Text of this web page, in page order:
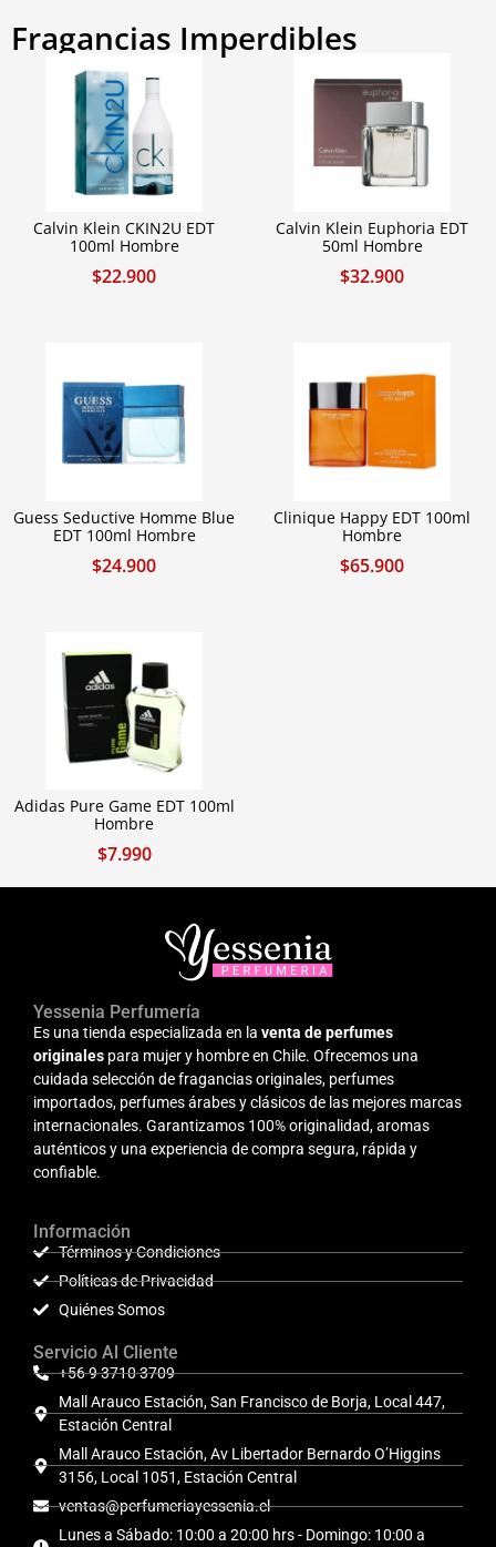
Fragancias Imperdibles
Calvin Klein CKIN2U EDT
100ml Hombre
$22.900
Calvin Klein Euphoria EDT
50ml Hombre
$32.900
Guess Seductive Homme Blue
EDT 100ml Hombre
$24.900
Clinique Happy EDT 100ml
Hombre
$65.900
Adidas Pure Game EDT 100ml
Hombre
$7.990
Yessenia Perfumería
Es una tienda especializada en la venta de perfumes
originales para mujer y hombre en Chile. Ofrecemos una
cuidada selección de fragancias originales, perfumes
importados, perfumes árabes y clásicos de las mejores marcas
internacionales. Garantizamos 100% originalidad, aromas
auténticos y una experiencia de compra segura, rápida y
confiable.
Información
Términos y Condiciones
Políticas de Privacidad
Quiénes Somos
Servicio Al Cliente
+56 9 3710 3709
Mall Arauco Estación, San Francisco de Borja, Local 447,
Estación Central
Mall Arauco Estación, Av Libertador Bernardo O’Higgins
3156, Local 1051, Estación Central
ventas@perfumeriayessenia.cl
Lunes a Sábado: 10:00 a 20:00 hrs - Domingo: 10:00 a